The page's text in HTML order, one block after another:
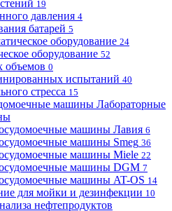
19
давления 4
батарей 5
оборудование 24
оборудование 52
объемов 0
испытаний 40
стресса 15
Лабораторные
машины Лавия 6
машины Smeg 36
машины Miele 22
машины DGM 7
машины AT-OS 14
для мойки и дезинфекции 10